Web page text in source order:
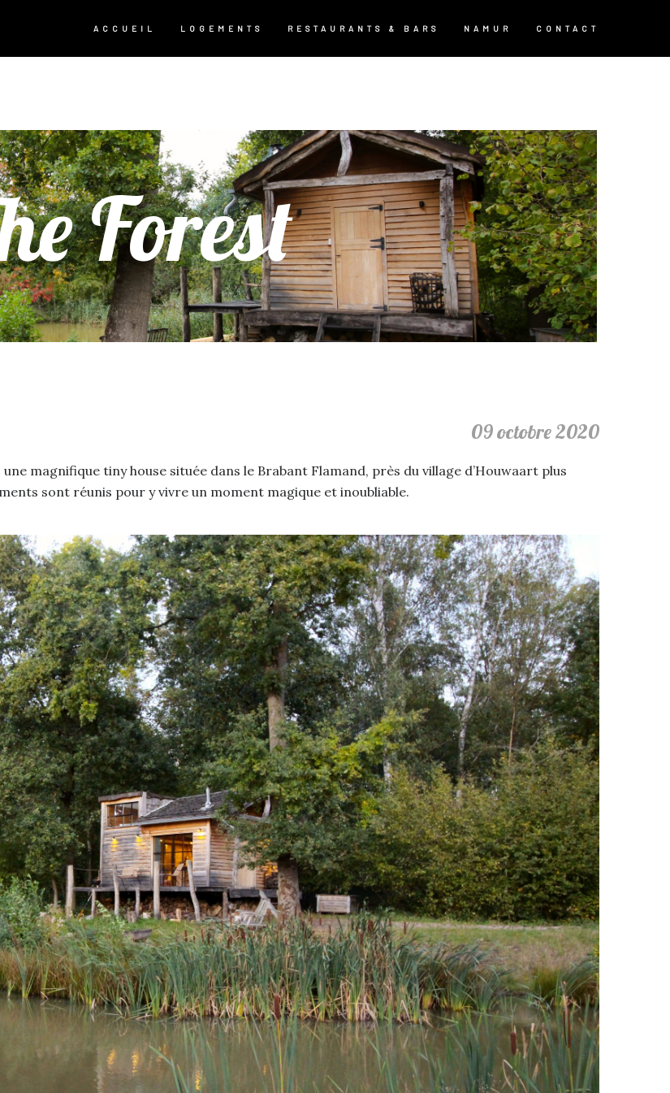
ACCUEIL LOGEMENTS RESTAURANTS & BARS NAMUR CONTACT
Forest
09 octobre 2020
une magnifique tiny house située dans le Brabant Flamand, près du village d’Houwaart plus
sont réunis pour y vivre un moment magique et inoubliable.